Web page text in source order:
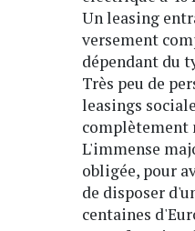
Un leasing
versement
dépendant du
Très peu de
leasings
complètement
L'immense
obligée, pour
de disposer
centaines